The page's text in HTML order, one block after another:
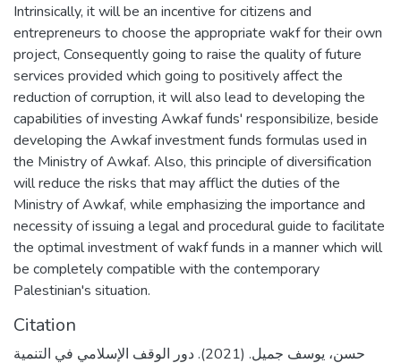
Intrinsically, it will be an incentive for citizens and
entrepreneurs to choose the appropriate wakf for their own
project, Consequently going to raise the quality of future
services provided which going to positively affect the
reduction of corruption, it will also lead to developing the
capabilities of investing Awkaf funds' responsibilize, beside
developing the Awkaf investment funds formulas used in
the Ministry of Awkaf. Also, this principle of diversification
will reduce the risks that may afflict the duties of the
Ministry of Awkaf, while emphasizing the importance and
necessity of issuing a legal and procedural guide to facilitate
the optimal investment of wakf funds in a manner which will
be completely compatible with the contemporary
Palestinian's situation.
Citation
حسن، يوسف جميل. (2021). دور الوقف الإسلامي في التنمية